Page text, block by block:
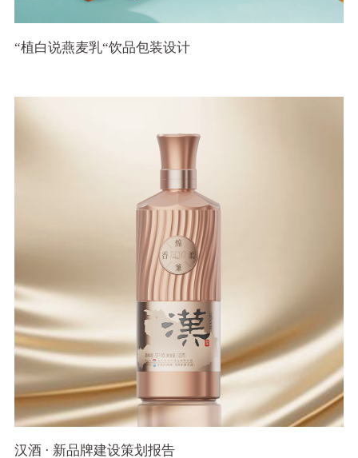
“植白说燕麦乳“饮品包装设计
汉酒 · 新品牌建设策划报告